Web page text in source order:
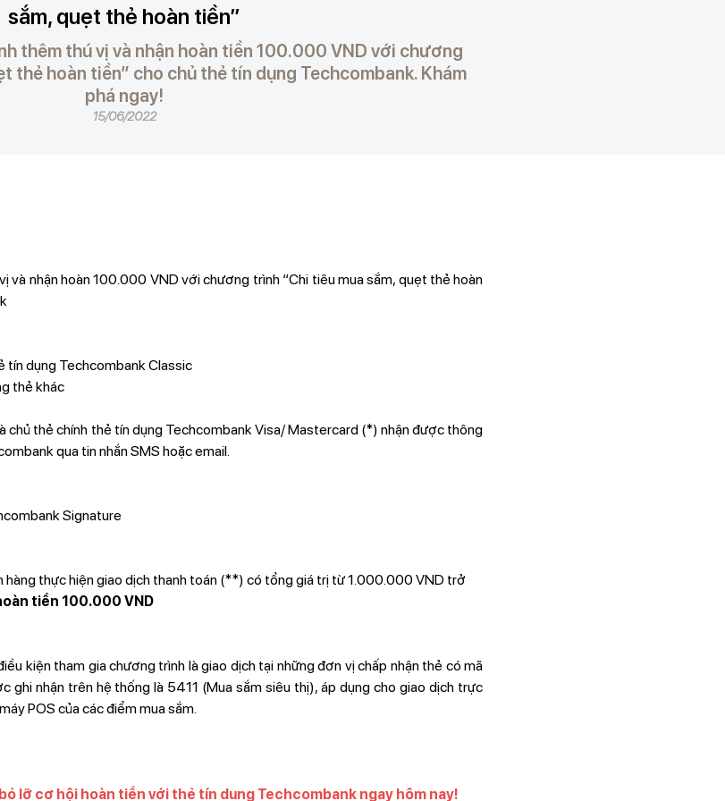
sắm, quẹt thẻ hoàn tiền”
thêm thú vị và nhận hoàn tiền 100.000 VND với chương
thẻ hoàn tiền” cho chủ thẻ tín dụng Techcombank. Khám
phá ngay!
15/06/2022
và nhận hoàn 100.000 VND với chương trình “Chi tiêu mua sắm, quẹt thẻ hoàn
dụng Techcombank Classic
thẻ khác
chủ thẻ chính thẻ tín dụng Techcombank Visa/ Mastercard (*) nhận được thông
qua tin nhắn SMS hoặc email.
Signature
hàng thực hiện giao dịch thanh toán (**) có tổng giá trị từ 1.000.000 VND trở
tiền 100.000 VND
kiện tham gia chương trình là giao dịch tại những đơn vị chấp nhận thẻ có mã
ghi nhận trên hệ thống là 5411 (Mua sắm siêu thị), áp dụng cho giao dịch trực
POS của các điểm mua sắm.
lỡ cơ hội hoàn tiền với thẻ tín dụng Techcombank ngay hôm nay!